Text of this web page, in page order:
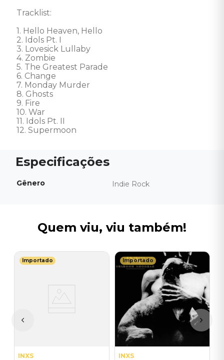
Tracklist:
1. Hello Heaven, Hello
2. Idols Pt. I
3. Lovesick Lullaby
4. Zombie
5. The Greatest Parade
6. Change
7. Monday Murder
8. Ghosts
9. Fire
10. War
11. Idols Pt. II
12. Supermoon
Gênero Indie Rock
Quem viu, viu também!
Importado
INXS
Importado
INXS